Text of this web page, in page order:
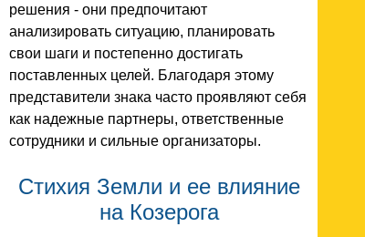
решения - они предпочитают
анализировать ситуацию, планировать
свои шаги и постепенно достигать
поставленных целей. Благодаря этому
представители знака часто проявляют себя
как надежные партнеры, ответственные
сотрудники и сильные организаторы.
Стихия Земли и ее влияние
на Козерога